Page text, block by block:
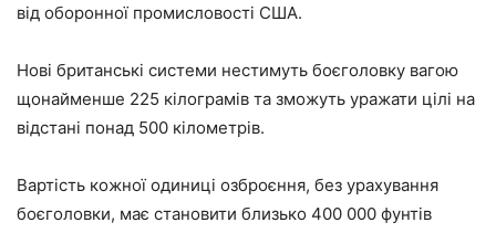
від оборонної промисловості США.
Нові британські системи нестимуть боєголовку вагою
щонайменше 225 кілограмів та зможуть уражати цілі на
відстані понад 500 кілометрів.
Вартість кожної одиниці озброєння, без урахування
боєголовки, має становити близько 400 000 фунтів